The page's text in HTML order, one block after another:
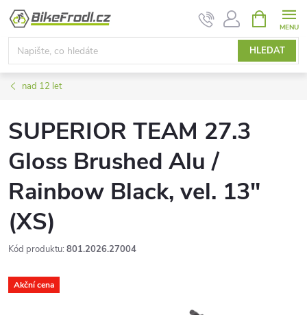
Přejít
obsah
HLEDAT
NÁKUPNÍ
KOŠÍK
nad 12 let
SUPERIOR TEAM 27.3
Gloss Brushed Alu /
Rainbow Black, vel. 13"
(XS)
Kód produktu: 801.2026.27004
Akční cena